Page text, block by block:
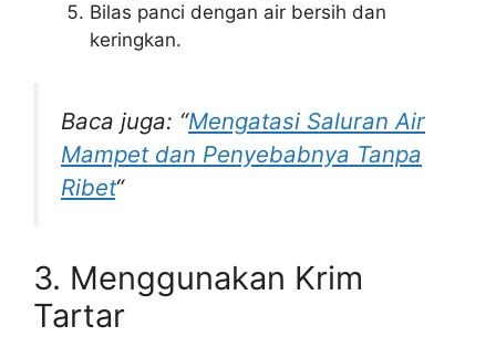
Bilas panci dengan air bersih dan
keringkan.
Baca juga: “Mengatasi Saluran Air
Mampet dan Penyebabnya Tanpa
Ribet“
3. Menggunakan Krim
Tartar